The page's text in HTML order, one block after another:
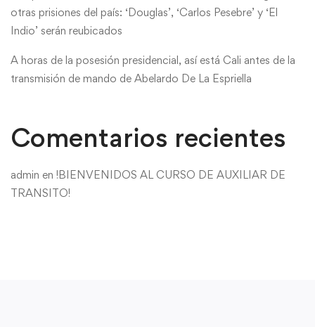
otras prisiones del país: ‘Douglas’, ‘Carlos Pesebre’ y ‘El
Indio’ serán reubicados
A horas de la posesión presidencial, así está Cali antes de la
transmisión de mando de Abelardo De La Espriella
Comentarios recientes
admin en !BIENVENIDOS AL CURSO DE AUXILIAR DE
TRANSITO!